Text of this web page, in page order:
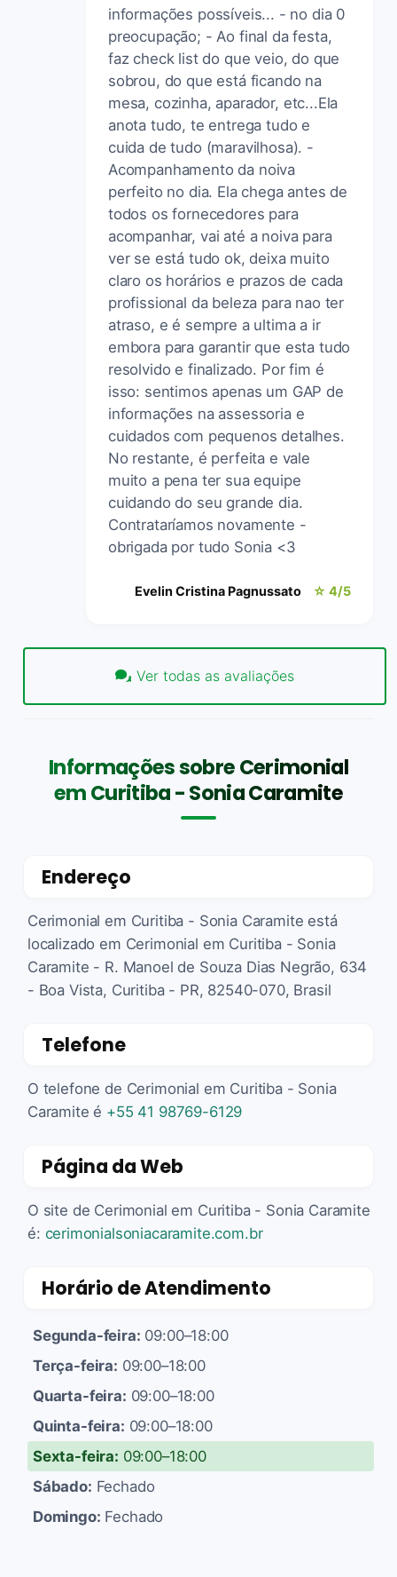
informações possíveis... - no dia 0
preocupação; - Ao final da festa,
faz check list do que veio, do que
sobrou, do que está ficando na
mesa, cozinha, aparador, etc...Ela
anota tudo, te entrega tudo e
cuida de tudo (maravilhosa). -
Acompanhamento da noiva
perfeito no dia. Ela chega antes de
todos os fornecedores para
acompanhar, vai até a noiva para
ver se está tudo ok, deixa muito
claro os horários e prazos de cada
profissional da beleza para nao ter
atraso, e é sempre a ultima a ir
embora para garantir que esta tudo
resolvido e finalizado. Por fim é
isso: sentimos apenas um GAP de
informações na assessoria e
cuidados com pequenos detalhes.
No restante, é perfeita e vale
muito a pena ter sua equipe
cuidando do seu grande dia.
Contrataríamos novamente -
obrigada por tudo Sonia <3
Evelin Cristina Pagnussato ☆ 4/5
Ver todas as avaliações
Informações sobre Cerimonial
em Curitiba - Sonia Caramite
Endereço
Cerimonial em Curitiba - Sonia Caramite está
localizado em Cerimonial em Curitiba - Sonia
Caramite - R. Manoel de Souza Dias Negrão, 634
- Boa Vista, Curitiba - PR, 82540-070, Brasil
Telefone
O telefone de Cerimonial em Curitiba - Sonia
Caramite é +55 41 98769-6129
Página da Web
O site de Cerimonial em Curitiba - Sonia Caramite
é: cerimonialsoniacaramite.com.br
Horário de Atendimento
Segunda-feira: 09:00–18:00
Terça-feira: 09:00–18:00
Quarta-feira: 09:00–18:00
Quinta-feira: 09:00–18:00
Sexta-feira: 09:00–18:00
Sábado: Fechado
Domingo: Fechado